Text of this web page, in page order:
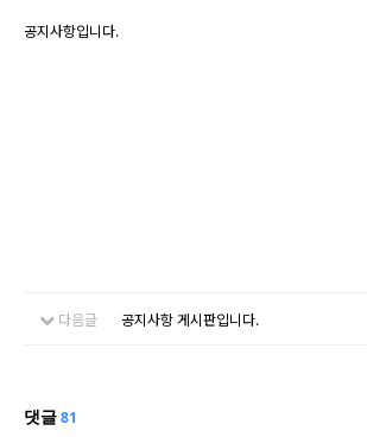
공지사항입니다.
다음글 공지사항 게시판입니다.
댓글81